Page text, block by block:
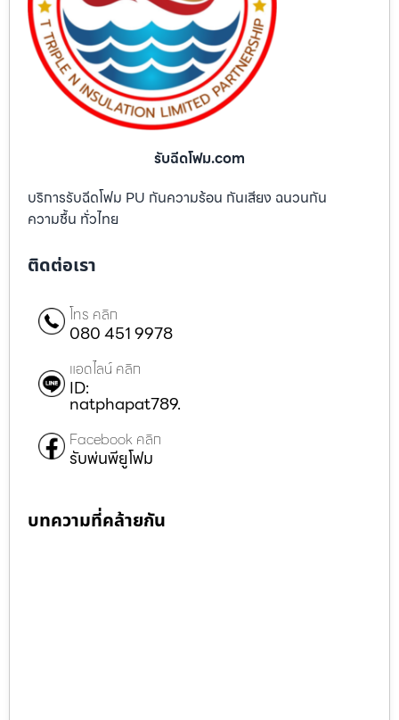
รับฉีดโฟม.com
บริการรับฉีดโฟม PU กันความร้อน กันเสียง ฉนวนกัน
ความชื้น ทั่วไทย
ติดต่อเรา
โทร คลิก
080 451 9978
แอดไลน์ คลิก
ID:
natphapat789.
Facebook คลิก
รับพ่นพียูโฟม
บทความที่คล้ายกัน